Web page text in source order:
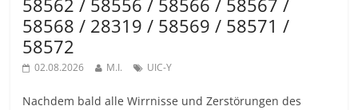
58562 / 58556 / 58566 / 58567 /
58568 / 28319 / 58569 / 58571 /
58572
02.08.2026 M.I. UIC-Y
Nachdem bald alle Wirrnisse und Zerstörungen des